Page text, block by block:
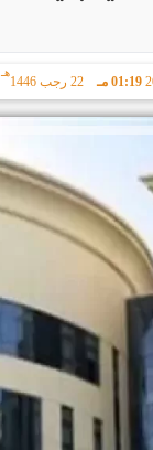
01:19 مـ 22 رجب 1446
هـ